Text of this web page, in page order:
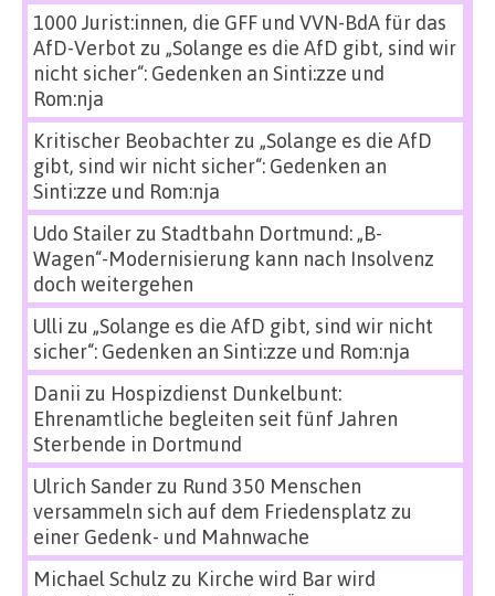
1000 Jurist:innen, die GFF und VVN-BdA für das
AfD-Verbot zu „Solange es die AfD gibt, sind wir
nicht sicher“: Gedenken an Sinti:zze und
Rom:nja
Kritischer Beobachterzu „Solange es die AfD
gibt, sind wir nicht sicher“: Gedenken an
Sinti:zze und Rom:nja
Udo Stailerzu Stadtbahn Dortmund: „B-
Wagen“-Modernisierung kann nach Insolvenz
doch weitergehen
Ulli zu „Solange es die AfD gibt, sind wir nicht
sicher“: Gedenken an Sinti:zze und Rom:nja
Danii zu Hospizdienst Dunkelbunt:
Ehrenamtliche begleiten seit fünf Jahren
Sterbende in Dortmund
Ulrich Sanderzu Rund 350 Menschen
versammeln sich auf dem Friedensplatz zu
einer Gedenk- und Mahnwache
Michael Schulz zu Kirche wird Bar wird